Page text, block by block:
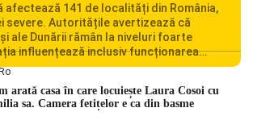
afectează 141 de localități din România,
severe. Autoritățile avertizează că
ale Dunării rămân la niveluri foarte
influențează inclusiv funcționarea
de la Cernavodă. România se confruntă
mai dificile perioade din punct de vedere
ani. Lipsa […]
arată casa în care locuiește Laura Cosoi cu
sa. Camera fetițelor e ca din basme